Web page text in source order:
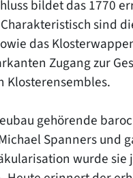
bildet das 1770
sind
das
Zugang zur
Klosterensembles.
gehörende
Spanners und
wurde